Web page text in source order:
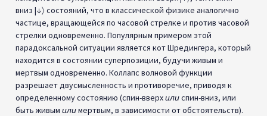
вниз |↓〉 состояний, что в классической физике аналогично
частице, вращающейся по часовой стрелке и против часовой
стрелки одновременно. Популярным примером этой
парадоксальной ситуации является кот Шредингера, который
находится в состоянии суперпозиции, будучи живым и
мертвым одновременно. Коллапс волновой функции
разрешает двусмысленность и противоречие, приводя к
определенному состоянию (спин-вверхилиспин-вниз, или
быть живым илимертвым, в зависимости от обстоятельств).